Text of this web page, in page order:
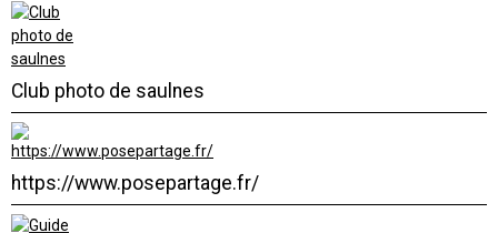
Club photo de saulnes
https://www.posepartage.fr/